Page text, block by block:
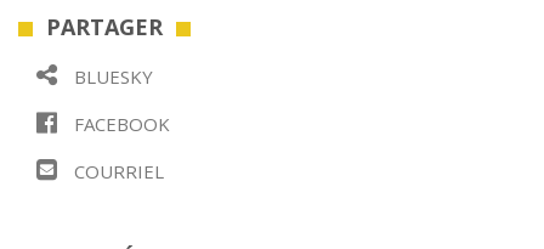
PARTAGER
BLUESKY
FACEBOOK
COURRIEL